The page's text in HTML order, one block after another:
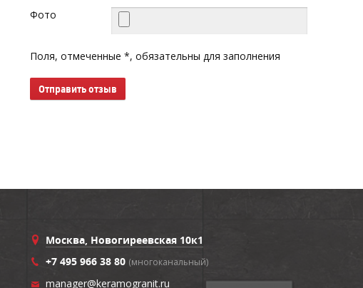
Фото
Поля, отмеченные *, обязательны для заполнения
Отправить отзыв
Москва, Новогиреевская 10к1
+7 495 966 38 80 (многоканальный)
manager@keramogranit.ru